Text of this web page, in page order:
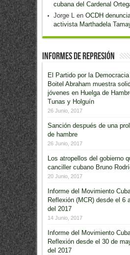
cubana del Cardenal
Jorge Len OCDH
activista Marthadela
Informes de Represión
El Partido por la
Boitel Abraham muestra
jóvenes en Huelga de
Tunas y Holguín
26 Junio, 2017
Sanción después de una
de hambre
26 Junio, 2017
Los atropellos del gobierno
canciller cubano Bruno
20 Junio, 2017
Informe del Movimiento
Reflexión (MCR) desde el 6
del 2017
14 Junio, 2017
Informe del Movimiento
Reflexión desde el 30 de
del 2017